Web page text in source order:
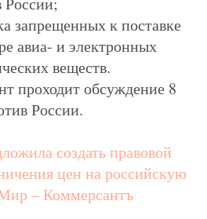
запрещенных к поставке
авиа- и электронных
веществ.
проходит обсуждение 8
России.
создать правовой
цен на российскую
– Коммерсантъ